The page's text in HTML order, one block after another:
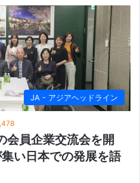
JA - アジアヘッドライン
会員企業交流会を開
い日本での発展を語